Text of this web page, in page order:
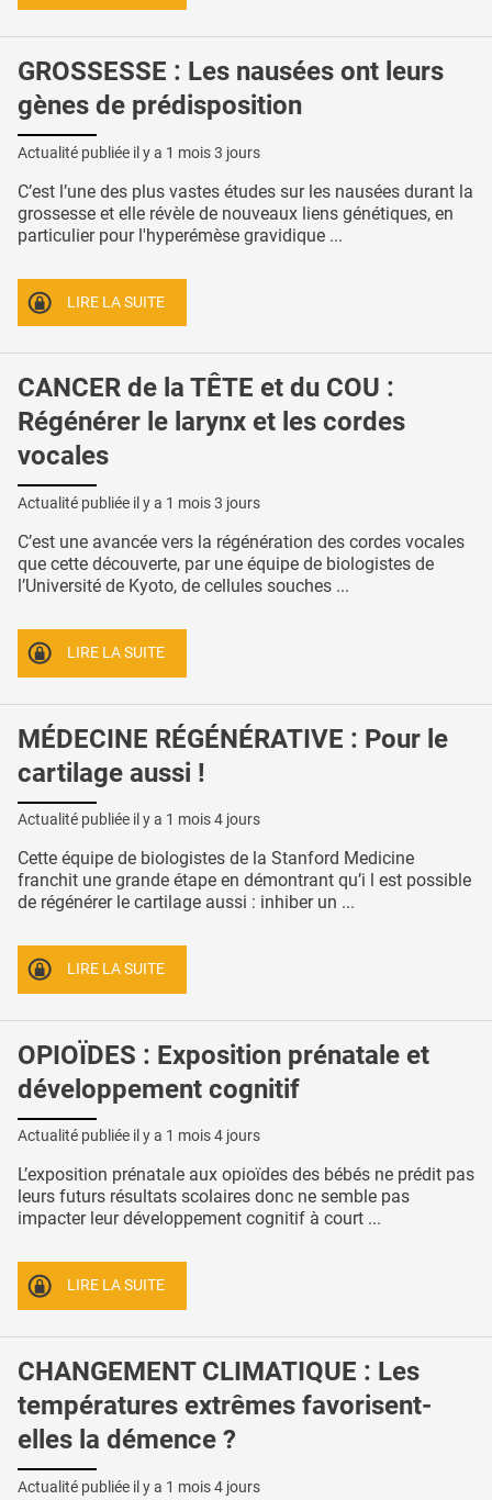
GROSSESSE : Les nausées ont leurs
gènes de prédisposition
Actualité publiée il y a 1 mois 3 jours
C’est l’une des plus vastes études sur les nausées durant la
grossesse et elle révèle de nouveaux liens génétiques, en
particulier pour l'hyperémèse gravidique ...
LIRE LA SUITE
CANCER de la TÊTE et du COU :
Régénérer le larynx et les cordes
vocales
Actualité publiée il y a 1 mois 3 jours
C’est une avancée vers la régénération des cordes vocales
que cette découverte, par une équipe de biologistes de
l’Université de Kyoto, de cellules souches ...
LIRE LA SUITE
MÉDECINE RÉGÉNÉRATIVE : Pour le
cartilage aussi !
Actualité publiée il y a 1 mois 4 jours
Cette équipe de biologistes de la Stanford Medicine
franchit une grande étape en démontrant qu’i l est possible
de régénérer le cartilage aussi : inhiber un ...
LIRE LA SUITE
OPIOÏDES : Exposition prénatale et
développement cognitif
Actualité publiée il y a 1 mois 4 jours
L’exposition prénatale aux opioïdes des bébés ne prédit pas
leurs futurs résultats scolaires donc ne semble pas
impacter leur développement cognitif à court ...
LIRE LA SUITE
CHANGEMENT CLIMATIQUE : Les
températures extrêmes favorisent-
elles la démence ?
Actualité publiée il y a 1 mois 4 jours